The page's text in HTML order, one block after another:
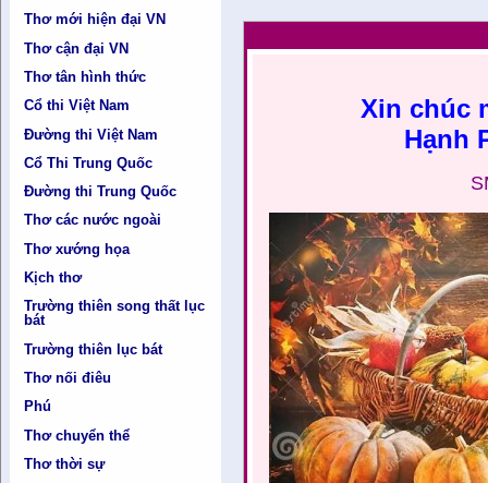
Thơ mới hiện đại VN
Thơ cận đại VN
Thơ tân hình thức
Cổ thi Việt Nam
Đường thi Việt Nam
Cổ Thi Trung Quốc
Đường thi Trung Quốc
Thơ các nước ngoài
Thơ xướng họa
Kịch thơ
Trường thiên song thất lục
bát
Trường thiên lục bát
Thơ nối điêu
Phú
Thơ chuyển thể
Thơ thời sự
Xin chúc
Hạnh